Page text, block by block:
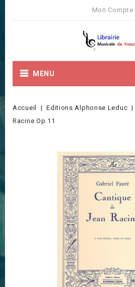
Mon Compte
MENU
Accueil Editions Alphonse Leduc
Racine Op.11